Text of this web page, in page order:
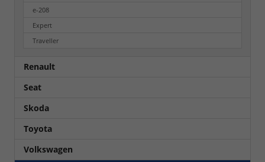
e-208
Expert
Traveller
Renault
Seat
Skoda
Toyota
Volkswagen